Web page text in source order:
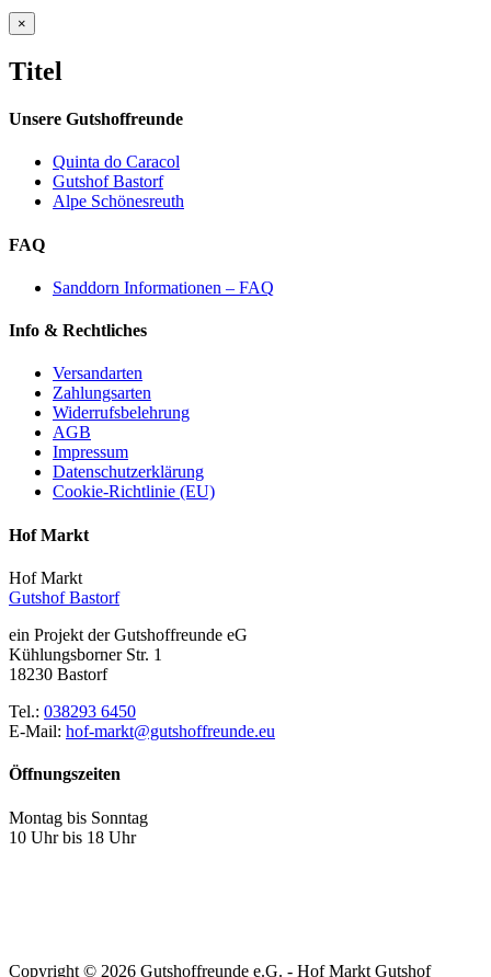
Close
product
view
×
Titel
Unsere Gutshoffreunde
Quinta do Caracol
Gutshof Bastorf
Alpe Schönesreuth
FAQ
Sanddorn Informationen – FAQ
Info & Rechtliches
Versandarten
Zahlungsarten
Widerrufsbelehrung
AGB
Impressum
Datenschutzerklärung
Cookie-Richtlinie (EU)
Hof Markt
Hof Markt
Gutshof Bastorf
ein Projekt der Gutshoffreunde eG
Kühlungsborner Str. 1
18230 Bastorf
Tel.: 038293 6450
E-Mail: hof-markt@gutshoffreunde.eu
Öffnungszeiten
Montag bis Sonntag
10 Uhr bis 18 Uhr
Copyright © 2026 Gutshoffreunde e.G. - Hof Markt Gutshof